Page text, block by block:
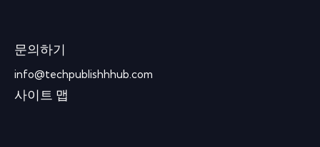
문의하기
info@techpublishhhub.com
사이트 맵